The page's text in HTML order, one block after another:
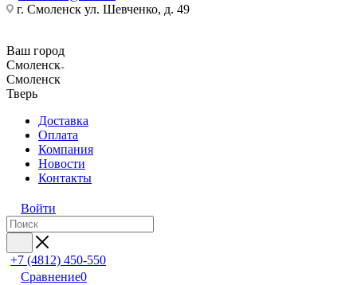
г. Смоленск ул. Шевченко, д. 49
Ваш город
Смоленск
Смоленск
Тверь
Доставка
Оплата
Компания
Новости
Контакты
Войти
+7 (4812) 450-550
Сравнение0